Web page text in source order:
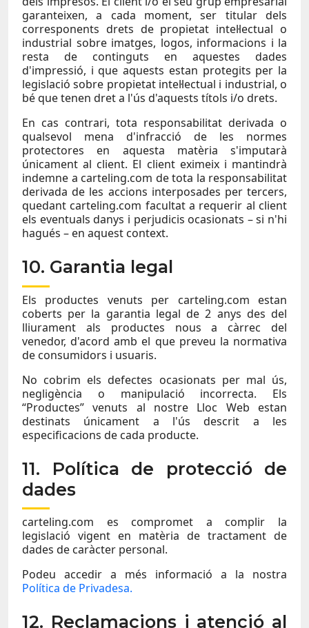
garanteixen, a cada moment, ser titular dels
corresponents drets de propietat intel·lectual o
industrial sobre imatges, logos, informacions i la
resta de continguts en aquestes dades
d'impressió, i que aquests estan protegits per la
legislació sobre propietat intel·lectual i industrial, o
bé que tenen dret a l'ús d'aquests títols i/o drets.
En cas contrari, tota responsabilitat derivada o
qualsevol mena d'infracció de les normes
protectores en aquesta matèria s'imputarà
únicament al client. El client eximeix i mantindrà
indemne a carteling.com de tota la responsabilitat
derivada de les accions interposades per tercers,
quedant carteling.com facultat a requerir al client
els eventuals danys i perjudicis ocasionats – si n'hi
hagués – en aquest context.
10. Garantia legal
Els productes venuts per carteling.com estan
coberts per la garantia legal de 2 anys des del
lliurament als productes nous a càrrec del
venedor, d'acord amb el que preveu la normativa
de consumidors i usuaris.
No cobrim els defectes ocasionats per mal ús,
negligència o manipulació incorrecta. Els
“Productes” venuts al nostre Lloc Web estan
destinats únicament a l'ús descrit a les
especificacions de cada producte.
11. Política de protecció de
dades
carteling.com es compromet a complir la
legislació vigent en matèria de tractament de
dades de caràcter personal.
Podeu accedir a més informació a la nostra
Política de Privadesa.
12. Reclamacions i atenció al